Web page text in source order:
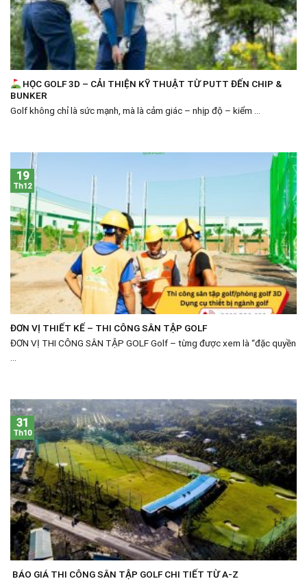
HỌC GOLF 3D – CẢI THIỆN KỸ THUẬT TỪ PUTT ĐẾN CHIP &
BUNKER
Golf không chỉ là sức mạnh, mà là cảm giác – nhịp độ – kiểm ...
ĐƠN VỊ THIẾT KẾ – THI CÔNG SÂN TẬP GOLF
ĐƠN VỊ THI CÔNG SÂN TẬP GOLF Golf – từng được xem là “đặc quyền
19
Th12
BÁO GIÁ THI CÔNG SÂN TẬP GOLF CHI TIẾT TỪ A-Z
31
Th10